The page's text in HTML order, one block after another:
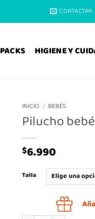
CONTACTAR
PACKS HIGIENE Y
INICIO / BEBÉS
Pilucho
$6.990
Talla